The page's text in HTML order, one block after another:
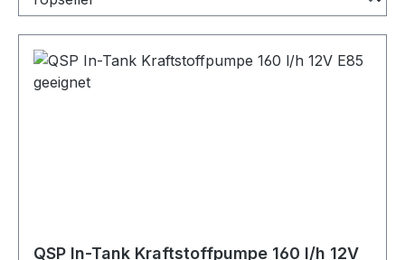
QSP In-Tank Kraftstoffpumpe 160 l/h 12V